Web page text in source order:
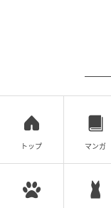
トップ マンガ